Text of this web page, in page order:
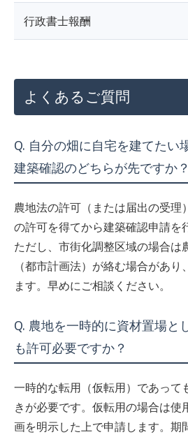
行政書士報酬
よくあるご質問
Q. 自分の畑に自宅を建てたい
建築確認のどちらが先ですか？
農地法の許可（または届出の受理
の許可を得てから建築確認申請を
ただし、市街化調整区域の場合は
（都市計画法）が絡む場合があ
ます。早めにご相談ください。
Q. 農地を一時的に資材置場と
も許可必要ですか？
一時的な転用（仮転用）であって
きが必要です。仮転用の場合は使
画を明示した上で申請します。期